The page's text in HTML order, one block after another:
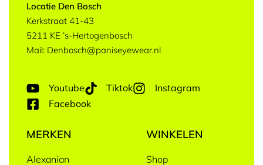
Locatie Den Bosch
Kerkstraat 41-43
5211 KE ’s-Hertogenbosch
Mail: Denbosch@paniseyewear.nl
Youtube Tiktok
Instagram
Facebook
MERKEN
Alexanian
WINKELEN
Shop